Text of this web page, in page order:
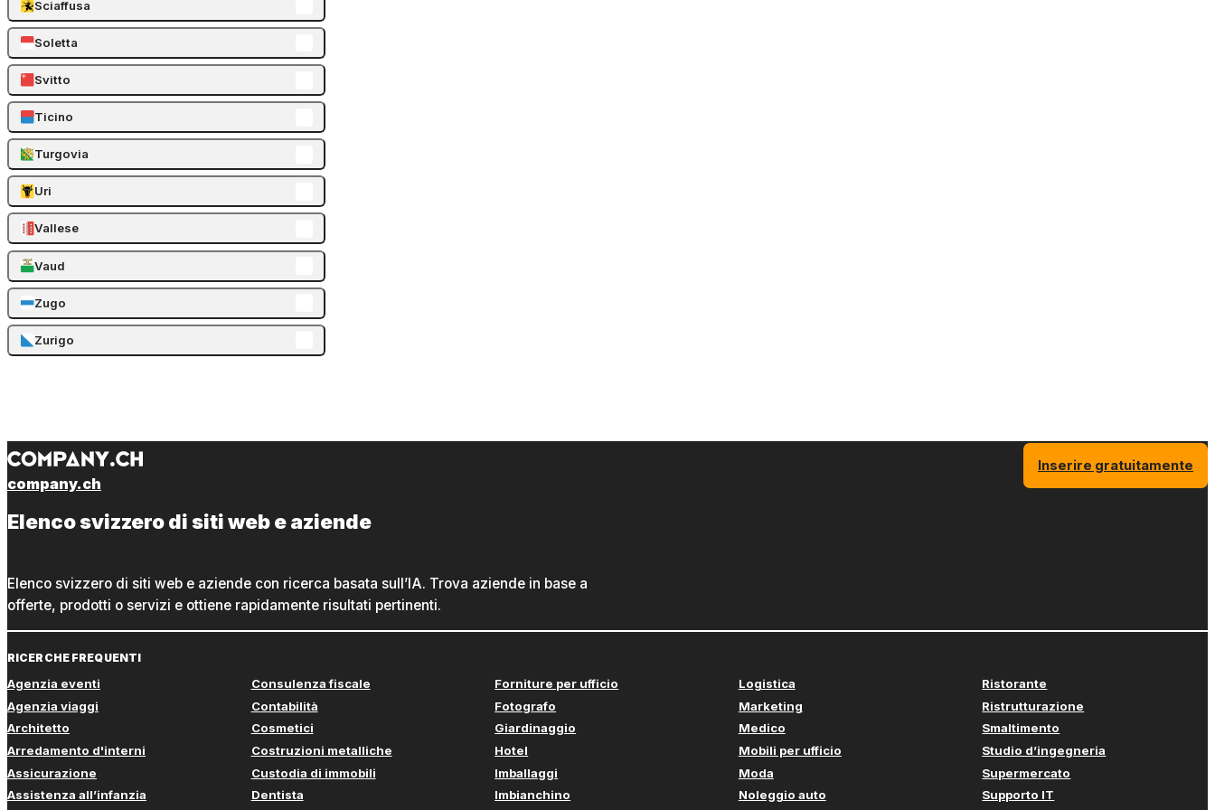
Sciaffusa
Soletta
Svitto
Ticino
Turgovia
Uri
Vallese
Vaud
Zugo
Zurigo
company.ch
Inserire gratuitamente
Elenco svizzero di siti web e aziende
Elenco svizzero di siti web e aziende con ricerca basata sull’IA. Trova aziende in base a
offerte, prodotti o servizi e ottiene rapidamente risultati pertinenti.
RICERCHE FREQUENTI
Agenzia eventi
Agenzia viaggi
Architetto
Arredamento d'interni
Assicurazione
Assistenza all’infanzia
Consulenza fiscale
Contabilità
Cosmetici
Costruzioni metalliche
Custodia di immobili
Dentista
Forniture per ufficio
Fotografo
Giardinaggio
Hotel
Imballaggi
Imbianchino
Logistica
Marketing
Medico
Mobili per ufficio
Moda
Noleggio auto
Ristorante
Ristrutturazione
Smaltimento
Studio d’ingegneria
Supermercato
Supporto IT